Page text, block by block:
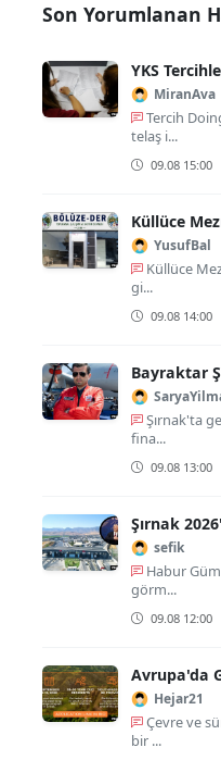
Son Yorumlanan
YKS
MiranAva
Tercih
telaş i...
09.08 15:00
Küllüce
YusufBal
Küllüce
gi...
09.08 14:00
Bayraktar
Şırnak'ta
fina...
09.08 13:00
Şırnak
sefik
Habur
görm...
09.08 12:00
Avrupa'da
Hejar21
Çevre ve
bir ...